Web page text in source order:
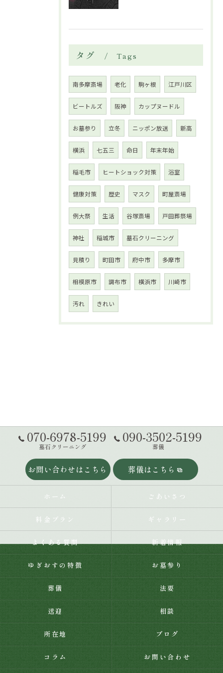
タグ Tags
南多摩斎場 老化 駒ヶ根 江戸川区
ビートルズ 阪神 カップヌードル
お墓参り 立冬 ニッポン放送 新高
横浜 七五三 命日 年末年始
稲毛市 ヒートショック対策 浴室
健康対策 歴史 マスク 町屋斎場
例大祭 生活 谷塚斎場 戸田葬祭場
神社 稲城市 墓石クリーニング
見積り 町田市 府中市 多摩市
相模原市 調布市 横浜市 川崎市
汚れ きれい
070-6978-5199
墓石クリーニング
090-3502-5199
葬儀
お問い合わせはこちら 葬儀はこちら
ホーム ごあいさつ
料金プラン ギャラリー
よくある質問 新着情報
ゆぎおすの特徴 お墓参り
葬儀 法要
送迎 相談
所在地 ブログ
コラム お問い合わせ